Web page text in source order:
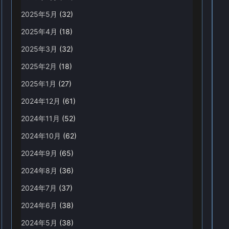
2025年5月 (32)
2025年4月 (18)
2025年3月 (32)
2025年2月 (18)
2025年1月 (27)
2024年12月 (61)
2024年11月 (52)
2024年10月 (62)
2024年9月 (65)
2024年8月 (36)
2024年7月 (37)
2024年6月 (38)
2024年5月 (38)